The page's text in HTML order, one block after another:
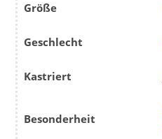
Größe
Geschlecht
Kastriert
Besonderheit